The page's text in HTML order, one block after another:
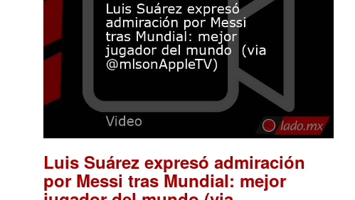
Luis Suárez expresó admiración
por Messi tras Mundial: mejor